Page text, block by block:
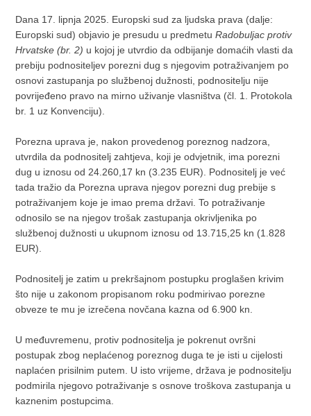
Dana 17. lipnja 2025. Europski sud za ljudska prava (dalje:
Europski sud) objavio je presudu u predmetuRadobuljac protiv
Hrvatske (br. 2) u kojoj je utvrdio da odbijanje domaćih vlasti da
prebiju podnositeljev porezni dug s njegovim potraživanjem po
osnovi zastupanja po službenoj dužnosti, podnositelju nije
povrijeđeno pravo na mirno uživanje vlasništva (čl. 1. Protokola
br. 1 uz Konvenciju).
Porezna uprava je, nakon provedenog poreznog nadzora,
utvrdila da podnositelj zahtjeva, koji je odvjetnik, ima porezni
dug u iznosu od 24.260,17 kn (3.235 EUR). Podnositelj je već
tada tražio da Porezna uprava njegov porezni dug prebije s
potraživanjem koje je imao prema državi. To potraživanje
odnosilo se na njegov trošak zastupanja okrivljenika po
službenoj dužnosti u ukupnom iznosu od 13.715,25 kn (1.828
EUR).
Podnositelj je zatim u prekršajnom postupku proglašen krivim
što nije u zakonom propisanom roku podmirivao porezne
obveze te mu je izrečena novčana kazna od 6.900 kn.
U međuvremenu, protiv podnositelja je pokrenut ovršni
postupak zbog neplaćenog poreznog duga te je isti u cijelosti
naplaćen prisilnim putem. U isto vrijeme, država je podnositelju
podmirila njegovo potraživanje s osnove troškova zastupanja u
kaznenim postupcima.